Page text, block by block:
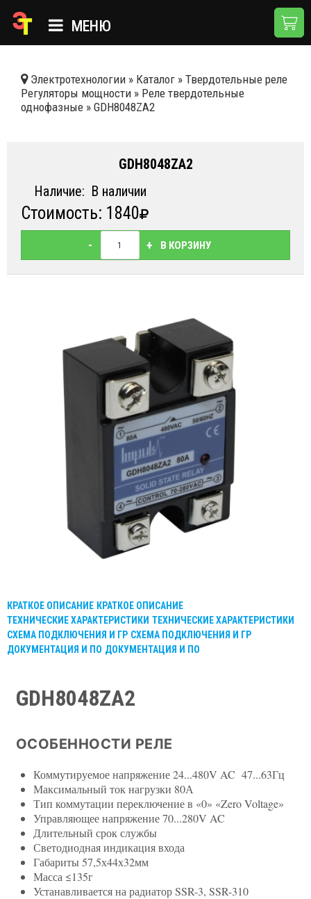
МЕНЮ
КАТАЛОГ
НОВОСТИ
ДОСТАВКА И ОПЛАТА
КОНТАКТЫ
Электротехнологии » Каталог » Твердотельные реле
Регуляторы мощности » Реле твердотельные
однофазные » GDH8048ZA2
GDH8048ZA2
Наличие: В наличии
Стоимость: 1840
- + В КОРЗИНУ
КРАТКОЕ ОПИСАНИЕ КРАТКОЕ ОПИСАНИЕ
ТЕХНИЧЕСКИЕ ХАРАКТЕРИСТИКИ ТЕХНИЧЕСКИЕ ХАРАКТЕРИСТИКИ
СХЕМА ПОДКЛЮЧЕНИЯ И ГР СХЕМА ПОДКЛЮЧЕНИЯ И ГР
ДОКУМЕНТАЦИЯ И ПО ДОКУМЕНТАЦИЯ И ПО
GDH8048ZA2
ОСОБЕННОСТИ РЕЛЕ
Коммутируемое напряжение 24...480V AC 47...63Гц
Максимальный ток нагрузки 80А
Тип коммутации переключение в «0» «Zero Voltage»
Управляющее напряжение 70...280V AC
Длительный срок службы
Светодиодная индикация входа
Габариты 57,5х44х32мм
Масса ≤135г
Устанавливается на радиатор SSR-3, SSR-310